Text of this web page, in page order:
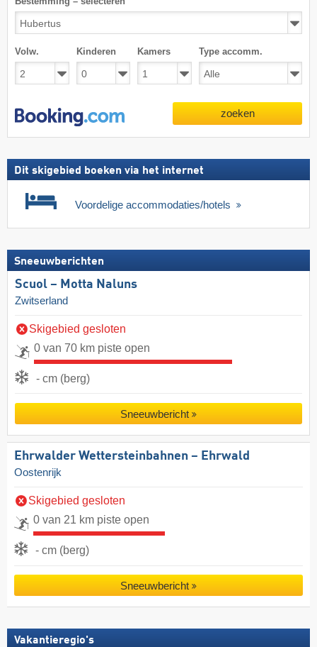
Volw. Kinderen Kamers Type accomm.
zoeken
Dit skigebied boeken via het internet
Voordelige accommodaties/hotels
Sneeuwberichten
Scuol – Motta Naluns
Zwitserland
Skigebied gesloten
0 van 70 km piste open
- cm (berg)
Sneeuwbericht
Ehrwalder Wettersteinbahnen – Ehrwald
Oostenrijk
Skigebied gesloten
0 van 21 km piste open
- cm (berg)
Sneeuwbericht
Vakantieregio's